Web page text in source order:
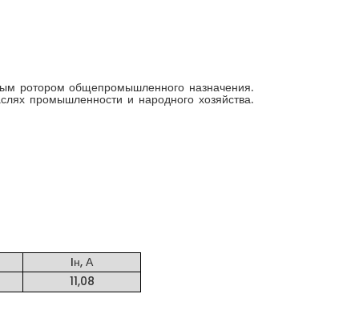
ротором общепромышленного назначения.
промышленности и народного хозяйства.
Iн, А
11,08